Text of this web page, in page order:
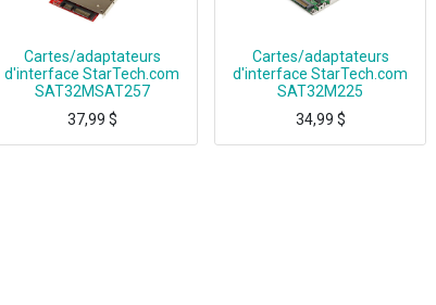
Cartes/adaptateurs
d'interface StarTech.com
SAT32MSAT257
37,99 $
Cartes/adaptateurs
d'interface StarTech.com
SAT32M225
34,99 $